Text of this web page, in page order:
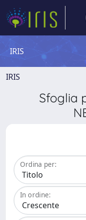
IRIS
IRIS
Sfoglia
Ordina per:
In ordine: